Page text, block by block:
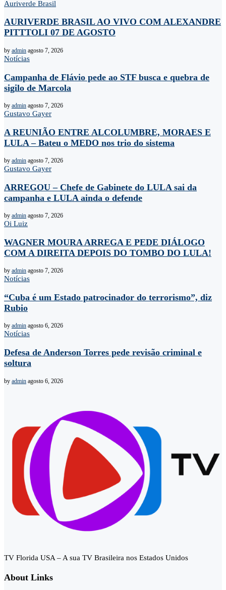
Auriverde Brasil
AURIVERDE BRASIL AO VIVO COM ALEXANDRE
PITTTOLI 07 DE AGOSTO
by admin agosto 7, 2026
Notícias
Campanha de Flávio pede ao STF busca e quebra de
sigilo de Marcola
by admin agosto 7, 2026
Gustavo Gayer
A REUNIÃO ENTRE ALCOLUMBRE, MORAES E
LULA – Bateu o MEDO nos trio do sistema
by admin agosto 7, 2026
Gustavo Gayer
ARREGOU – Chefe de Gabinete do LULA sai da
campanha e LULA ainda o defende
by admin agosto 7, 2026
Oi Luiz
WAGNER MOURA ARREGA E PEDE DIÁLOGO
COM A DIREITA DEPOIS DO TOMBO DO LULA!
by admin agosto 7, 2026
Notícias
“Cuba é um Estado patrocinador do terrorismo”, diz
Rubio
by admin agosto 6, 2026
Notícias
Defesa de Anderson Torres pede revisão criminal e
soltura
by admin agosto 6, 2026
TV Florida USA – A sua TV Brasileira nos Estados Unidos
About Links